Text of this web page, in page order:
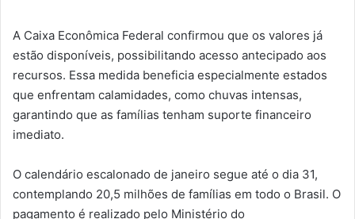
A Caixa Econômica Federal confirmou que os valores já
estão disponíveis, possibilitando acesso antecipado aos
recursos. Essa medida beneficia especialmente estados
que enfrentam calamidades, como chuvas intensas,
garantindo que as famílias tenham suporte financeiro
imediato.
O calendário escalonado de janeiro segue até o dia 31,
contemplando 20,5 milhões de famílias em todo o Brasil. O
pagamento é realizado pelo Ministério do